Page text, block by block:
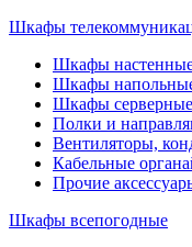
Шкафы
Шкафы
Шкафы
Шкафы
Полки и
Вентиляторы,
Кабельные
Прочие
Шкафы всепогодные